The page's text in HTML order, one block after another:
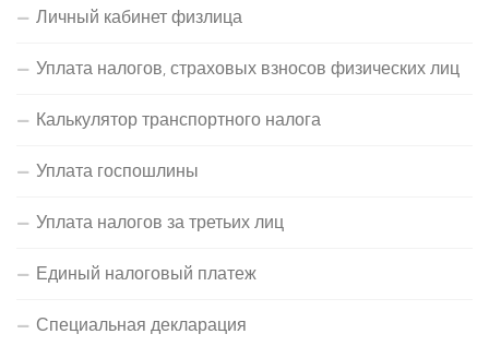
Личный кабинет физлица
Уплата налогов, страховых взносов физических лиц
Калькулятор транспортного налога
Уплата госпошлины
Уплата налогов за третьих лиц
Единый налоговый платеж
Специальная декларация